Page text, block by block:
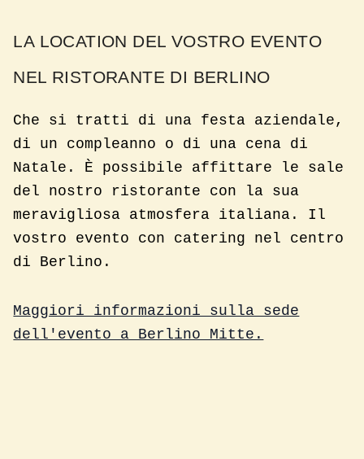
LA LOCATION DEL VOSTRO EVENTO
NEL RISTORANTE DI BERLINO
Che si tratti di una festa aziendale,
di un compleanno o di una cena di
Natale. È possibile affittare le sale
del nostro ristorante con la sua
meravigliosa atmosfera italiana. Il
vostro evento con catering nel centro
di Berlino.
Maggiori informazioni sulla sede
dell'evento a Berlino Mitte.